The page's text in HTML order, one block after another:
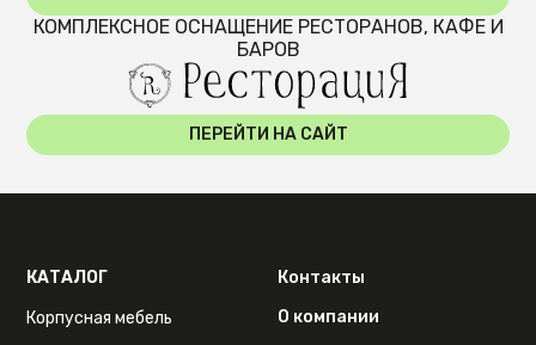
КОМПЛЕКСНОЕ ОСНАЩЕНИЕ РЕСТОРАНОВ, КАФЕ И
БАРОВ
ПЕРЕЙТИ НА САЙТ
КАТАЛОГ
Корпусная мебель
Контакты
О компании